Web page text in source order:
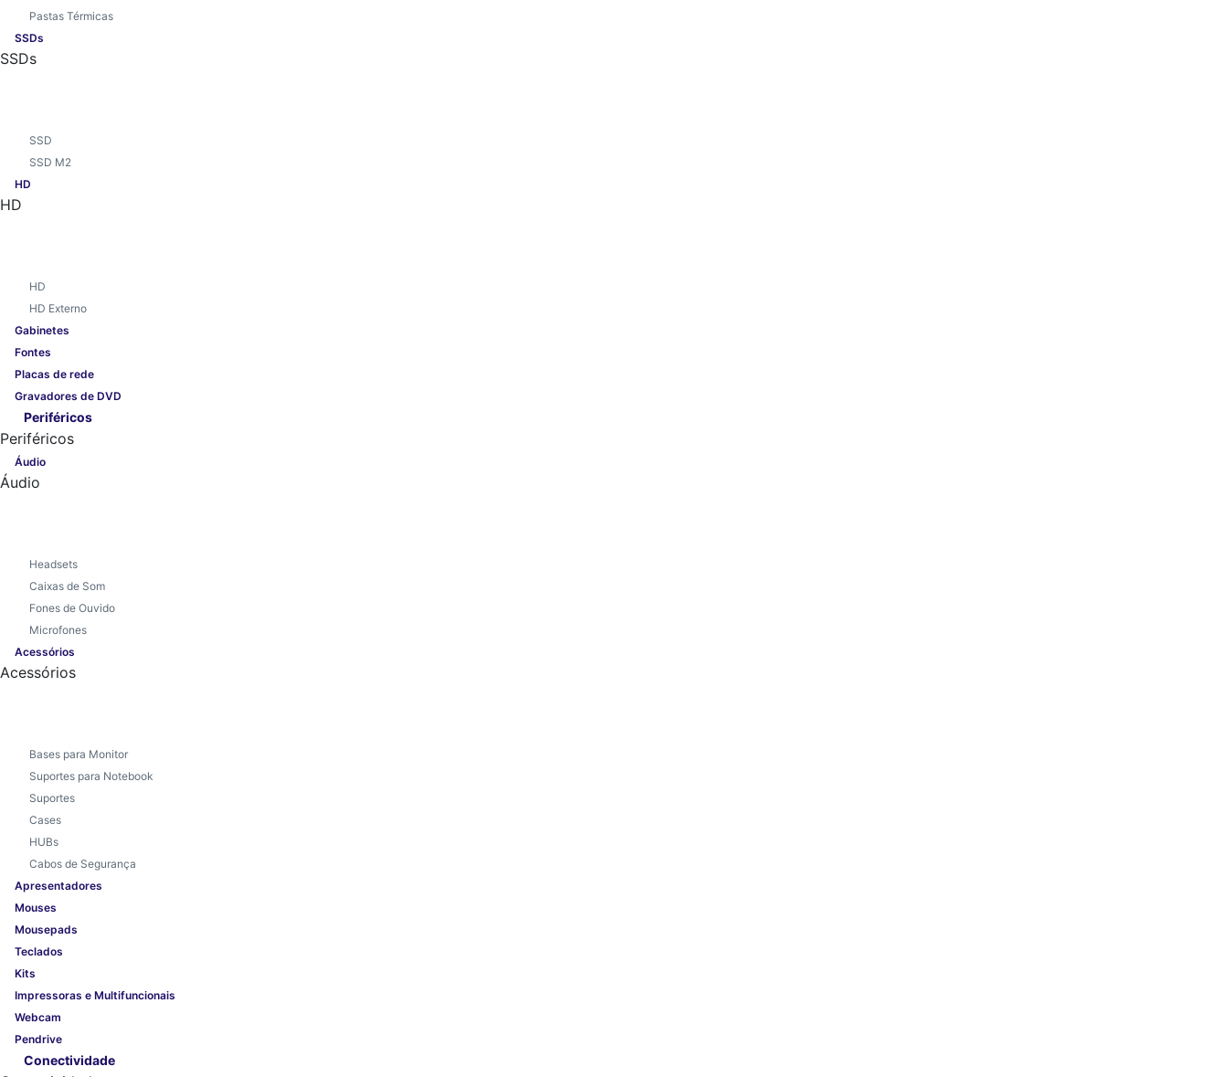
Pastas Térmicas
SSDs
SSDs
SSD
SSD M2
HD
HD
HD
HD Externo
Gabinetes
Fontes
Placas de rede
Gravadores de DVD
Periféricos
Periféricos
Áudio
Áudio
Headsets
Caixas de Som
Fones de Ouvido
Microfones
Acessórios
Acessórios
Bases para Monitor
Suportes para Notebook
Suportes
Cases
HUBs
Cabos de Segurança
Apresentadores
Mouses
Mousepads
Teclados
Kits
Impressoras e Multifuncionais
Webcam
Pendrive
Conectividade